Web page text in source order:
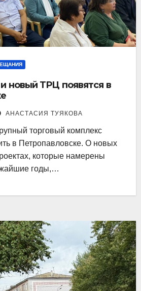
новый ТРЦ появятся в
АНАСТАСИЯ ТУЯКОВА
торговый комплекс
в Петропавловске. О новых
которые намерены
годы,…